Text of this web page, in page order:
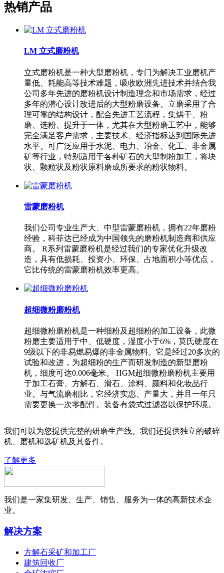
热销产品
LM 立式磨粉机
立式磨粉机是一种大型磨粉机，专门为解决工业磨机产
量低、耗能高等技术难题，吸收欧洲先进技术并结合我
公司多年先进的磨粉机设计制造理念和市场需求，经过
多年的潜心设计改进后的大型粉磨设备。立磨采用了合
理可靠的结构设计，配合先进工艺流程，集烘干、粉
磨、选粉、提升于一体，尤其在大型粉磨工艺中，能够
完全满足客户需求，主要技术、经济指标达到国际先进
水平。可广泛应用于水泥、电力、冶金、化工、非金属
矿等行业，特别适用于各种矿石的大型制粉加工，将块
状、颗粒状及粉状原料磨成所要求的粉状物料。
雷蒙磨粉机
我们公司专业生产大、中型雷蒙磨粉机，拥有22年磨粉
经验，科菲达已经成为中国领先的磨粉机制造商和供应
商。 R系列雷蒙磨粉机是经过我们的专家优化升级改
造，具有低损耗、投资小、环保、占地面积小等优点，
它比传统的雷蒙磨粉机效率更高。
超细微粉磨粉机
超细微粉磨粉机是一种细粉及超细粉的加工设备，此微
粉磨主要适用于中、低硬度，湿度小于6%，莫氏硬度在
9级以下的非易燃易爆的非金属物料。它是经过20多次的
试验和改进，为超细粉的生产而研发制造的新型磨粉
机，细度可达0.006毫米。 HGM超细微粉磨粉机主要用
于加工石膏、方解石、滑石、涂料、颜料和化妆品行
业。与气流磨相比，它经济实惠、产量大，并且一年只
需要更换一次零配件。装备有袋式过滤器以保护环境。
我们可以为您提供完整的研磨生产线。我们还提供独立的破碎
机、磨机和选矿机及其备件。
了解更多
我们是一家集研发、生产、销售、服务为一体的高新技术企
业。
解决方案
方解石采矿和加工厂
建筑回收厂